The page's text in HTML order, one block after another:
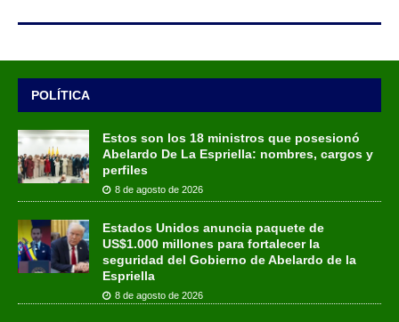
POLÍTICA
Estos son los 18 ministros que posesionó
Abelardo De La Espriella: nombres, cargos y
perfiles
8 de agosto de 2026
Estados Unidos anuncia paquete de
US$1.000 millones para fortalecer la
seguridad del Gobierno de Abelardo de la
Espriella
8 de agosto de 2026